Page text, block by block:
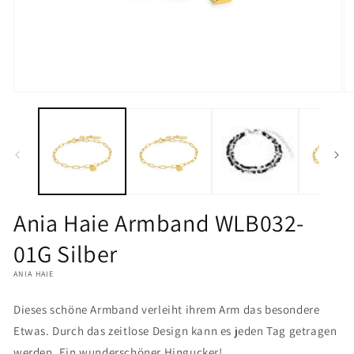
Ania Haie Armband WLB032-
01G Silber
ANIA HAIE
Dieses schöne Armband verleiht ihrem Arm das besondere
Etwas. Durch das zeitlose Design kann es jeden Tag getragen